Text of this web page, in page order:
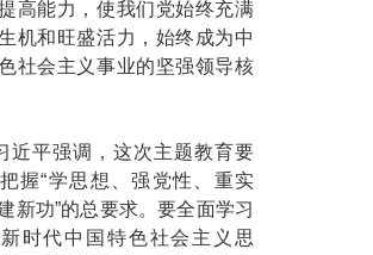
高能力，使我们党始终充满
机和旺盛活力，始终成为中
社会主义事业的坚强领导核
近平强调，这次主题教育要
握“学思想、强党性、重实
新功”的总要求。要全面学习
时代中国特色社会主义思